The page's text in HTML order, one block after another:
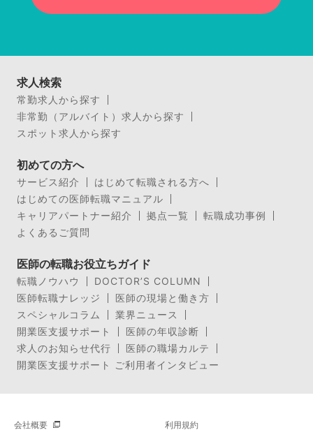
求人検索
常勤求人から探す
非常勤（アルバイト）求人から探す
スポット求人から探す
初めての方へ
サービス紹介
はじめて転職される方へ
はじめての医師転職マニュアル
キャリアパートナー紹介
拠点一覧
転職成功事例
よくあるご質問
医師の転職お役立ちガイド
転職ノウハウ
DOCTOR’S COLUMN
医師転職ナレッジ
医師の現場と働き方
スペシャルコラム
業界ニュース
開業医支援サポート
医師の年収診断
求人のお知らせ代行
医師の職場カルテ
開業医支援サポート ご利用者インタビュー
会社概要 利用規約